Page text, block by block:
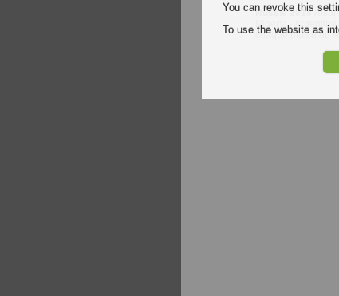
Russie 2018
Nigeria -
chaque match du
You can revoke this
To use the website as